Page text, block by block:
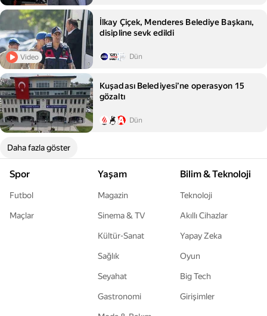
Video
İlkay Çiçek, Menderes Belediye Başkanı,
disipline sevk edildi
Dün
Kuşadası Belediyesi’ne operasyon 15
gözaltı
Dün
Daha fazla göster
Spor
Futbol
Maçlar
Yaşam
Magazin
Sinema & TV
Kültür-Sanat
Sağlık
Seyahat
Gastronomi
Bilim & Teknoloji
Teknoloji
Akıllı Cihazlar
Yapay Zeka
Oyun
Big Tech
Girişimler